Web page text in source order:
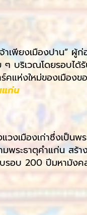
าเพียงเมืองปาน”
บริเวณโดยรอบไ
งใหม่ของเมืองขอ
แก่น
เมืองเก่าซึ่งเป็นพ
ระธาตุคำแก่น สร้า
อบ 200 ปีมหามัง